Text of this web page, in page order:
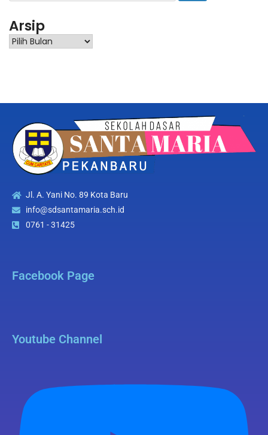
Arsip
Jl. A. Yani No. 89 Kota Baru
info@sdsantamaria.sch.id
0761 - 31425
Facebook Page
Youtube Channel